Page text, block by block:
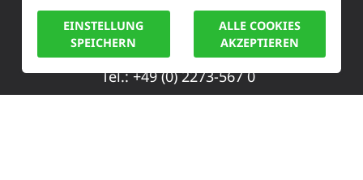
50170 Kerpen
Tel.: +49 (0) 2273-567 0
EINSTELLUNG
SPEICHERN
ALLE COOKIES
AKZEPTIEREN